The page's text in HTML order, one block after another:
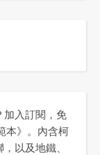
加入訂閱，免
本》。內含柯
以及地鐵、